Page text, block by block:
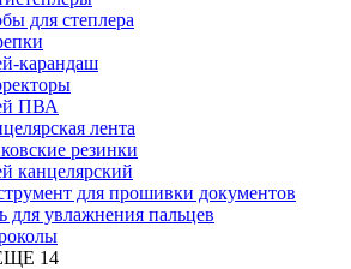
для степлера
карандаш
ПВА
лента
резинки
канцелярский
для прошивки документов
для увлажнения пальцев
14